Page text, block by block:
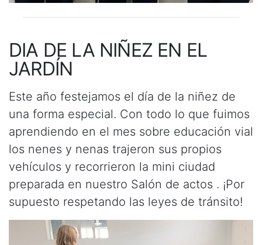
DIA DE LA NIÑEZ EN EL
JARDÍN
Este año festejamos el día de la niñez de
una forma especial. Con todo lo que fuimos
aprendiendo en el mes sobre educación vial
los nenes y nenas trajeron sus propios
vehículos y recorrieron la mini ciudad
preparada en nuestro Salón de actos . ¡Por
supuesto respetando las leyes de tránsito!